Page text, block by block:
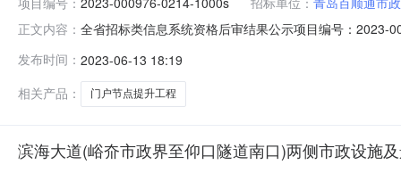
正文内容： 全省招标类信息系统资格后审结果公示项目编号：2023-
开标地点：西海岸公共资源交易大厅资格审查结果：序
发布时间： 2023-06-13 18:19
相关产品：
门户节点提升工程
滨海大道(峪夼市政界至仰口隧道南口)两侧市政设施